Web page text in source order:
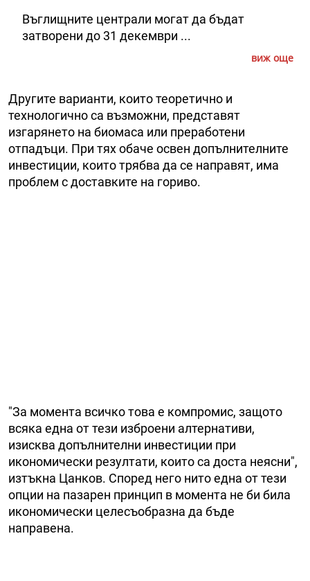
Въглищните централи могат да бъдат
затворени до 31 декември ...
виж още
Другите варианти, които теоретично и
технологично са възможни, представят
изгарянето на биомаса или преработени
отпадъци. При тях обаче освен допълнителните
инвестиции, които трябва да се направят, има
проблем с доставките на гориво.
"За момента всичко това е компромис, защото
всяка една от тези изброени алтернативи,
изисква допълнителни инвестиции при
икономически резултати, които са доста неясни",
изтъкна Цанков. Според него нито една от тези
опции на пазарен принцип в момента не би била
икономически целесъобразна да бъде
направена.